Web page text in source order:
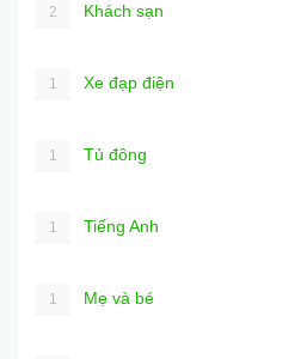
2 Khách sạn
1 Xe đạp điện
1 Tủ đông
1 Tiếng Anh
1 Mẹ và bé